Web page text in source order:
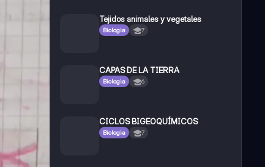
Tejidos animales y vegetales
Biologia 7
CAPAS DE LA TIERRA
Biologia 6
CICLOS BIGEOQUÍMICOS
Biologia 7